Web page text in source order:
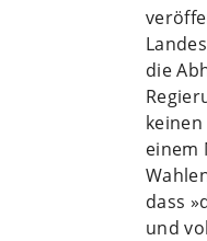
die
einem
dass
und